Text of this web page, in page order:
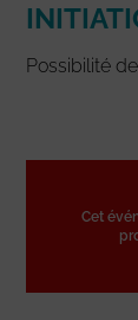
Possibilité
Cet